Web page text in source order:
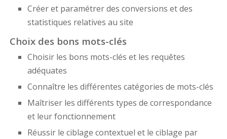
Créer et paramétrer des conversions et des
statistiques relatives au site
Choix des bons mots-clés
Choisir les bons mots-clés et les requêtes
adéquates
Connaître les différentes catégories de mots-clés
Maîtriser les différents types de correspondance
et leur fonctionnement
Réussir le ciblage contextuel et le ciblage par